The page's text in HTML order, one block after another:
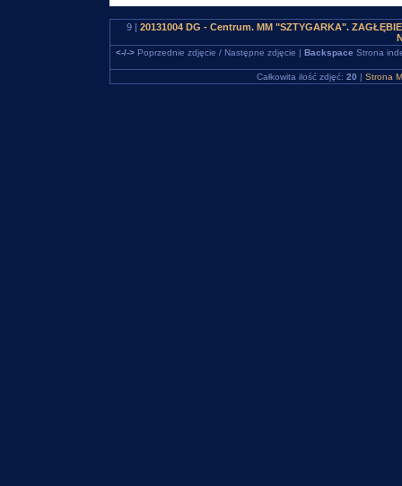
9 | 20131004 DG - Centrum. MM "SZTYGARKA".
<-/->Poprzednie zdjęcie / Następne zdjęcie | Backspace Strona
Całkowita ilość zdjęć: 20 | Strona